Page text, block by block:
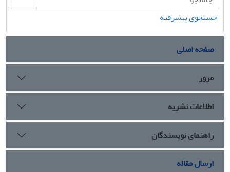
جستجوی پیشرفته
صفحه اصلی
مرور
اطلاعات نشریه
راهنمای نویسندگان
ارسال مقاله